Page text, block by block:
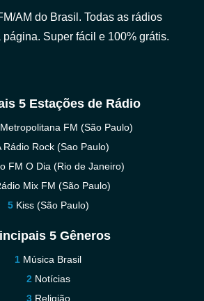
AM do Brasil. Todas as rádios
Super fácil e 100% grátis.
5 Estações de Rádio
FM (São Paulo)
Rádio Rock (Sao Paulo)
FM O Dia (Rio de Janeiro)
Mix FM (São Paulo)
Kiss (São Paulo)
5 Gêneros
Música Brasil
Notícias
Religião